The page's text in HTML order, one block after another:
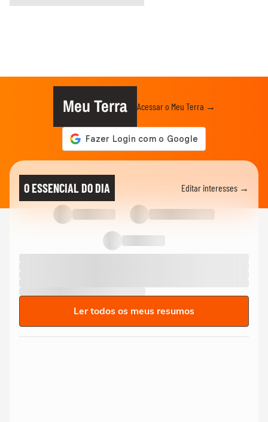
Meu Terra Acessar o Meu Terra →
O ESSENCIAL DO DIA Editar interesses →
Ler todos os meus resumos